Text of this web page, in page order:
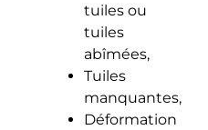
tuiles ou
tuiles
abîmées,
Tuiles
manquantes,
Déformation